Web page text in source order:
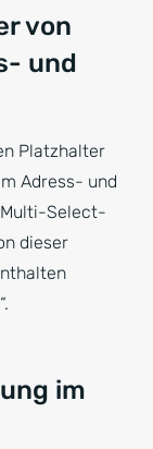
von
und
Platzhalter
Adress- und
Select-
dieser
im